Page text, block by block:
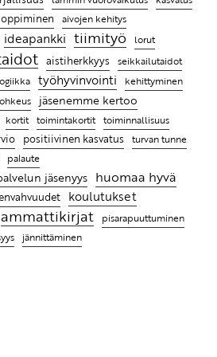
kasvun juuret ovat tiimissäsi?
harjoitella uusia taitoja
päivä on erilainen ja se
ymmärtämään, miksi lapsi
ja antaa parempia keinoja
aivojen kehitys
ideapankki tiimityö
lorut
aistiherkkyys seikkailutaidot
työhyvinvointi kehittyminen
jäsenemme kertoo
kortit toimintakortit toiminnallisuus
positiivinen kasvatus
turvan tunne
palaute
jäsenyys huomaa hyvä
koulutukset
ammattikirjat pisarapuuttuminen
jännittäminen